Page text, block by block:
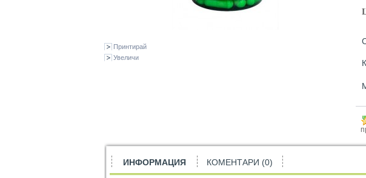
Принтирай
Увеличи
ИНФОРМАЦИЯ КОМЕНТАРИ (0)